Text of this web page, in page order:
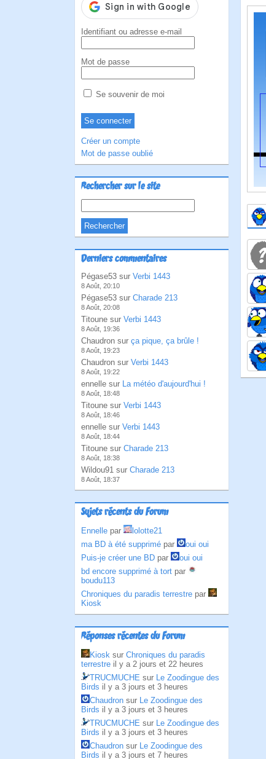
Identifiant ou adresse e-mail
Mot de passe
Se souvenir de moi
Créer un compte
Mot de passe oublié
Rechercher sur le site
Derniers commentaires
Pégase53 sur Verbi 1443
8 Août, 20:10
Pégase53 sur Charade 213
8 Août, 20:08
Titoune sur Verbi 1443
8 Août, 19:36
Chaudron sur ça pique, ça brûle !
8 Août, 19:23
Chaudron sur Verbi 1443
8 Août, 19:22
ennelle sur La météo d'aujourd'hui !
8 Août, 18:48
Titoune sur Verbi 1443
8 Août, 18:46
ennelle sur Verbi 1443
8 Août, 18:44
Titoune sur Charade 213
8 Août, 18:38
Wildou91 sur Charade 213
8 Août, 18:37
Sujets récents du Forum
Ennelle par
lolotte21
ma BD à été supprimé par
oui oui
Puis-je créer une BD par
oui oui
bd encore supprimé à tort par
boudu113
Chroniques du paradis terrestre par
Kiosk
Réponses récentes du Forum
Kiosk sur Chroniques du paradis
terrestre il y a 2 jours et 22 heures
TRUCMUCHE sur Le Zoodingue des
Birds il y a 3 jours et 3 heures
Chaudron sur Le Zoodingue des
Birds il y a 3 jours et 3 heures
TRUCMUCHE sur Le Zoodingue des
Birds il y a 3 jours et 3 heures
Chaudron sur Le Zoodingue des
Birds il y a 3 jours et 7 heures